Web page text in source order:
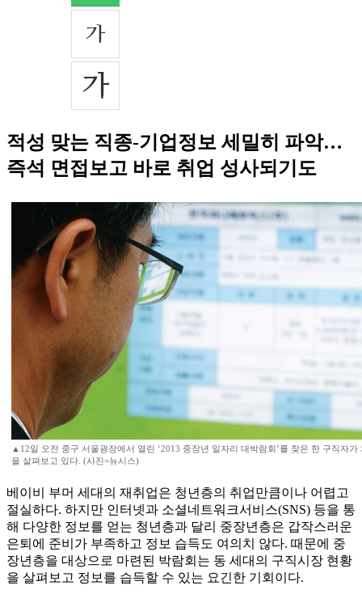
적성 맞는 직종-기업정보 세밀히 파악…
즉석 면접보고 바로 취업 성사되기도
▲12일 오전 중구 서울광장에서 열린 ‘2013 중장년 일자리 대박람회’를 찾은 한 구직자가
을 살펴보고 있다. (사진=뉴시스)
베이비 부머 세대의 재취업은 청년층의 취업만큼이나 어렵고
절실하다. 하지만 인터넷과 소셜네트워크서비스(SNS) 등을 통
해 다양한 정보를 얻는 청년층과 달리 중장년층은 갑작스러운
은퇴에 준비가 부족하고 정보 습득도 여의치 않다. 때문에 중
장년층을 대상으로 마련된 박람회는 동 세대의 구직시장 현황
을 살펴보고 정보를 습득할 수 있는 요긴한 기회이다.